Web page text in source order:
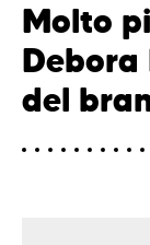
Molto
del